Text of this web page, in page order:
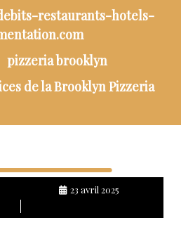
restaurants-hotels-
pizzeria brooklyn
de la Brooklyn Pizzeria
23 avril 2025